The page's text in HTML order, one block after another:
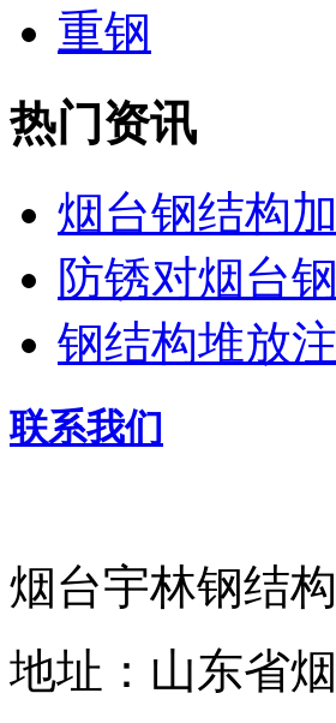
重钢
热门资讯
烟台钢结构
防锈对烟台
钢结构堆放
联系我们
烟台宇林钢结
地址：山东省